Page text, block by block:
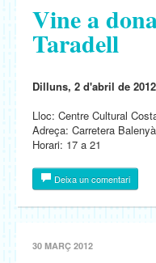
Vine a
Taradell
Dilluns, 2 d'abril de 2012
Lloc: Centre Cultural
Adreça: Carretera
Horari: 17 a 21
Deixa un comentari
30 MARÇ 2012